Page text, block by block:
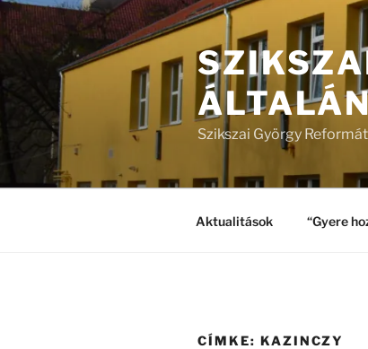
Tartalomhoz
Szikszai György
Aktualitások “Gyere
CÍMKE: KAZINCZY